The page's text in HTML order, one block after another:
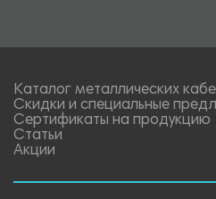
Каталог металлических
Скидки и специальные
Сертификаты на продукцию
Статьи
Акции